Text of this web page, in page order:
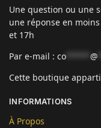
Une question ou une
une réponse en
et 17h
Par e-mail : co @
Cette boutique
INFORMATIONS
À Propos